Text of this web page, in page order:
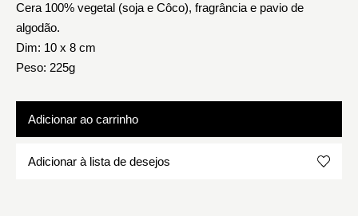
Cera 100% vegetal (soja e Côco), fragrância e pavio de
algodão.
Dim: 10 x 8 cm
Peso: 225g
Adicionar ao carrinho
Adicionar à lista de desejos